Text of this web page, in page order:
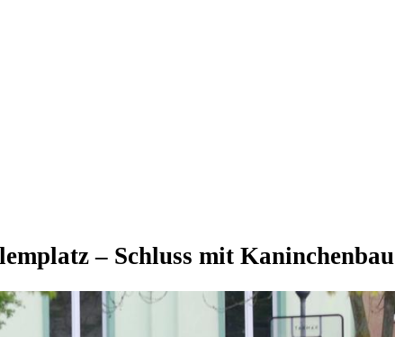
– Schluss mit Kaninchenbau